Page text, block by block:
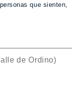
que sienten,
de Ordino)